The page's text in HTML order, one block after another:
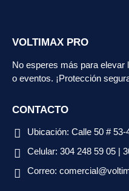
VOLTIMAX PRO
No esperes más para elevar
o eventos. ¡Protección
CONTACTO
Ubicación: Calle 50 # 53-
Celular: 304 248 59 05 |
Correo: